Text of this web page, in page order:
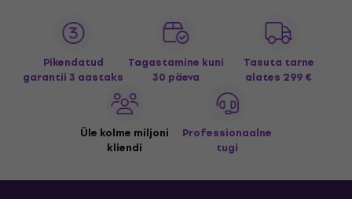
Pikendatud
garantii 3 aastaks
Tagastamine kuni
30 päeva
Tasuta tarne
alates 299 €
Üle kolme miljoni
kliendi
Professionaalne
tugi